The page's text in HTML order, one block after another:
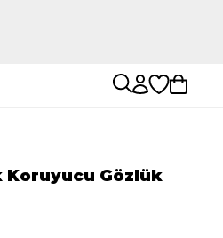
Koruyucu Gözlük